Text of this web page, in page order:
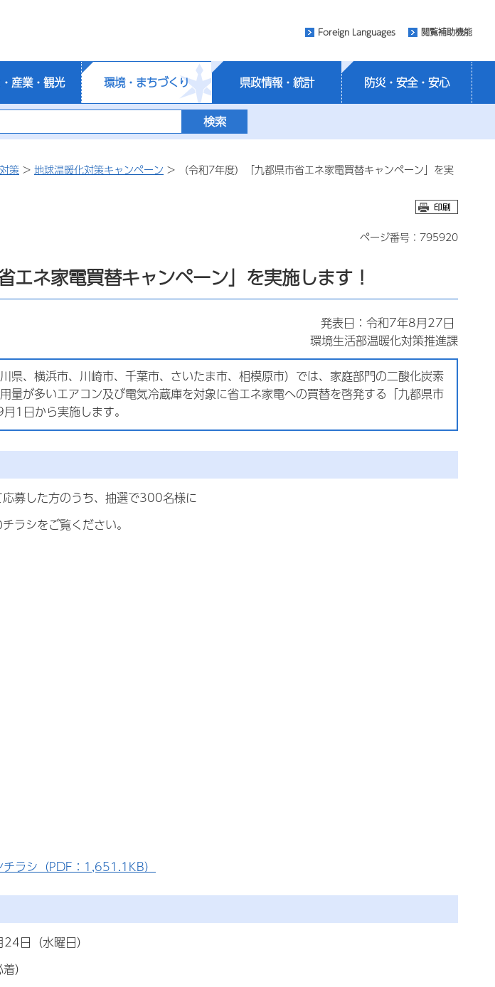
Foreign Languages 閲覧補助機能
産業・観光 環境・まちづくり 県政情報・統計 防災・安全・安心
策 > 地球温暖化対策キャンペーン > （令和7年度）「九都県市省エネ家電買替キャンペーン」を実
ページ番号：795920
エネ家電買替キャンペーン」を実施します！
発表日：令和7年8月27日
環境生活部温暖化対策推進課
県、横浜市、川崎市、千葉市、さいたま市、相模原市）では、家庭部門の二酸化炭素
量が多いエアコン及び電気冷蔵庫を対象に省エネ家電への買替を啓発する「九都県市
1日から実施します。
募した方のうち、抽選で300名様に
ラシをご覧ください。
ラシ（PDF：1,651.1KB）
日（水曜日）
）